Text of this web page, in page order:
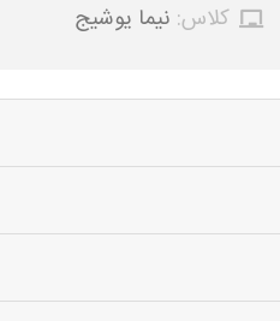
کلاس: نیما یوشیج